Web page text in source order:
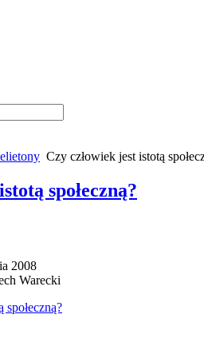
Czy człowiek jest istotą
społeczną?
2008
Warecki
społeczną?